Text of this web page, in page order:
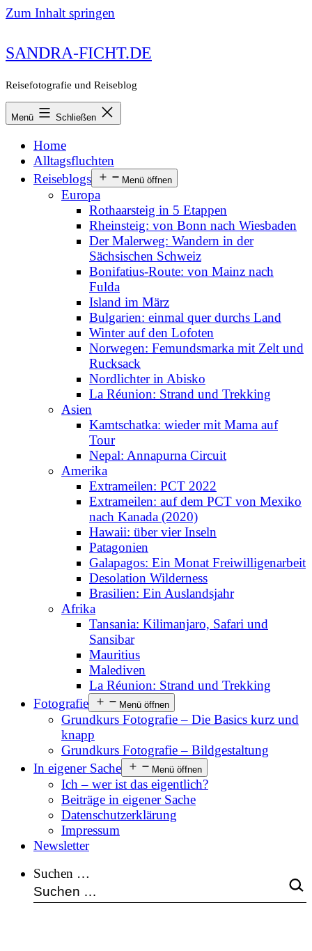
Zum Inhalt springen
SANDRA-FICHT.DE
Reisefotografie und Reiseblog
Menü Schließen
Home
Alltagsfluchten
Reiseblogs
Menü öffnen
Europa
Rothaarsteig in 5 Etappen
Rheinsteig: von Bonn nach Wiesbaden
Der Malerweg: Wandern in der
Sächsischen Schweiz
Bonifatius-Route: von Mainz nach
Fulda
Island im März
Bulgarien: einmal quer durchs Land
Winter auf den Lofoten
Norwegen: Femundsmarka mit Zelt und
Rucksack
Nordlichter in Abisko
La Réunion: Strand und Trekking
Asien
Kamtschatka: wieder mit Mama auf
Tour
Nepal: Annapurna Circuit
Amerika
Extrameilen: PCT 2022
Extrameilen: auf dem PCT von Mexiko
nach Kanada (2020)
Hawaii: über vier Inseln
Patagonien
Galapagos: Ein Monat Freiwilligenarbeit
Desolation Wilderness
Brasilien: Ein Auslandsjahr
Afrika
Tansania: Kilimanjaro, Safari und
Sansibar
Mauritius
Malediven
La Réunion: Strand und Trekking
Fotografie
Menü öffnen
Grundkurs Fotografie – Die Basics kurz und
knapp
Grundkurs Fotografie – Bildgestaltung
In eigener Sache
Menü öffnen
Ich – wer ist das eigentlich?
Beiträge in eigener Sache
Datenschutzerklärung
Impressum
Newsletter
Suchen …